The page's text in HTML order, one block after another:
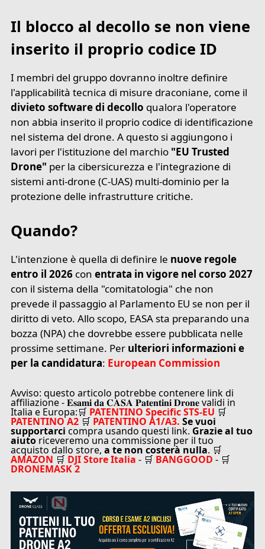
Il blocco al decollo se non viene
inserito il proprio codice ID
I membri del gruppo dovranno inoltre definire
l'applicabilità tecnica di misure draconiane, come il
divieto software di decollo qualora l'operatore
non abbia inserito il proprio codice di identificazione
nel sistema del drone. A questo si aggiungono i
lavori per l'istituzione del marchio "EU Trusted
Drone" per la cibersicurezza e l'integrazione di
sistemi anti-drone (C-UAS) multi-dominio per la
protezione delle infrastrutture critiche.
Quando?
L'intenzione è quella di definire le nuove regole
entro il 2026 con entrata in vigore nel corso 2027
con il sistema della "comitatologia" che non
prevede il passaggio al Parlamento EU se non per il
diritto di veto. Allo scopo, EASA sta preparando una
bozza (NPA) che dovrebbe essere pubblicata nelle
prossime settimane. Per ulteriori informazioni e
per la candidatura: European Commission
Avviso: questo articolo potrebbe contenere link di
affiliazione - 𝐄𝐬𝐚𝐦𝐢 𝐝𝐚 𝐂𝐀𝐒𝐀 𝐏𝐚𝐭𝐞𝐧𝐭𝐢𝐧𝐢 𝐃𝐫𝐨𝐧𝐞 validi in
Italia e Europa:🛒 PATENTINO Specific STS-EU 🛒
PATENTINO A2 🛒 PATENTINO A1/A3. Se vuoi
supportarci compra usando questi link. Grazie al tuo
aiuto riceveremo una commissione per il tuo
acquisto dallo store,a te non costerà nulla. 🛒
AMAZON 🛒 DJI Store Italia- 🛒 BANGGOOD - 🛒
DRONEMASK 2